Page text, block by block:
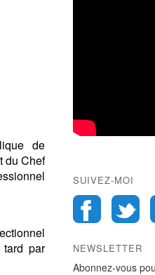
de
du Chef
par
SUIVEZ-MOI
NEWSLETTER
Abonnez-vous